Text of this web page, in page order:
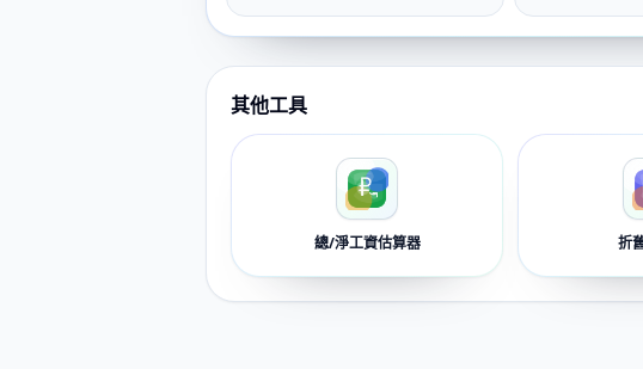
其他工具
總/淨工資估算器 折